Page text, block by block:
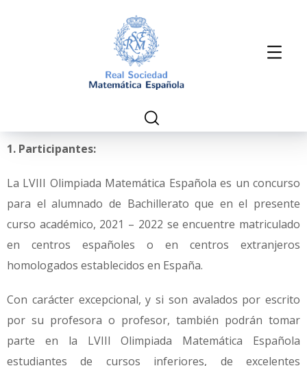
1. Participantes:
La LVIII Olimpiada Matemática Española es un concurso
para el alumnado de Bachillerato que en el presente
curso académico, 2021 – 2022 se encuentre matriculado
en centros españoles o en centros extranjeros
homologados establecidos en España.
Con carácter excepcional, y si son avalados por escrito
por su profesora o profesor, también podrán tomar
parte en la LVIII Olimpiada Matemática Española
estudiantes de cursos inferiores, de excelentes